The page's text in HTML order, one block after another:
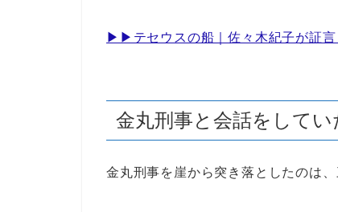
▶︎▶︎テセウスの船｜佐々木紀子が証言
金丸刑事と会話をしてい
金丸刑事を崖から突き落としたのは